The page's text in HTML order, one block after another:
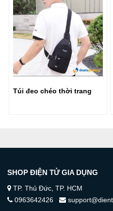
Túi đeo chéo thời trang
SHOP ĐIỆN TỬ GIA DỤNG
TP. Thủ Đức, TP. HCM
0963642426